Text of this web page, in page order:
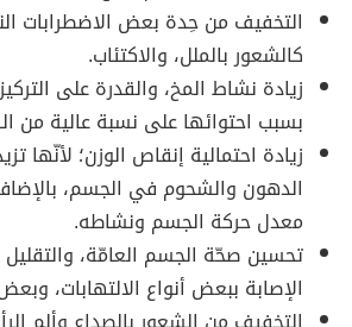
التخفيف من حِدة بعض الاضطرابات
كالشعور بالملل، والاكتئاب.
زيادة نشاط المخ، والقدرة على
بسبب احتوائها على نسبة عالية من
زيادة احتمالية إنقاص الوزن؛ لأنّها
الدهون والشحوم في الجسم،
معدل حركة الجسم ونشاطه.
تحسين صحّة الجسم العامّة، والتقليل
الإصابة ببعض أنواع الالتهابات،